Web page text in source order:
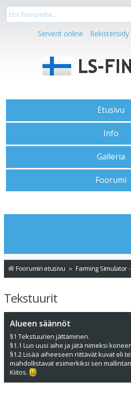
Serverit online Rekisteröidy
Etusivu
Info
Galleria
Foorumi
Foorumin etusivu Farming Simulator
Tekstuurit
Alueen säännöt
§1 Tekstuurien jättäminen.
§1.1 Luo uusi aihe ja jätä nimeksi
§1.2 Lisää aiheeseen riittävät kuvat eli
mahdollistavat esimerkiksi sen
Kiitos.